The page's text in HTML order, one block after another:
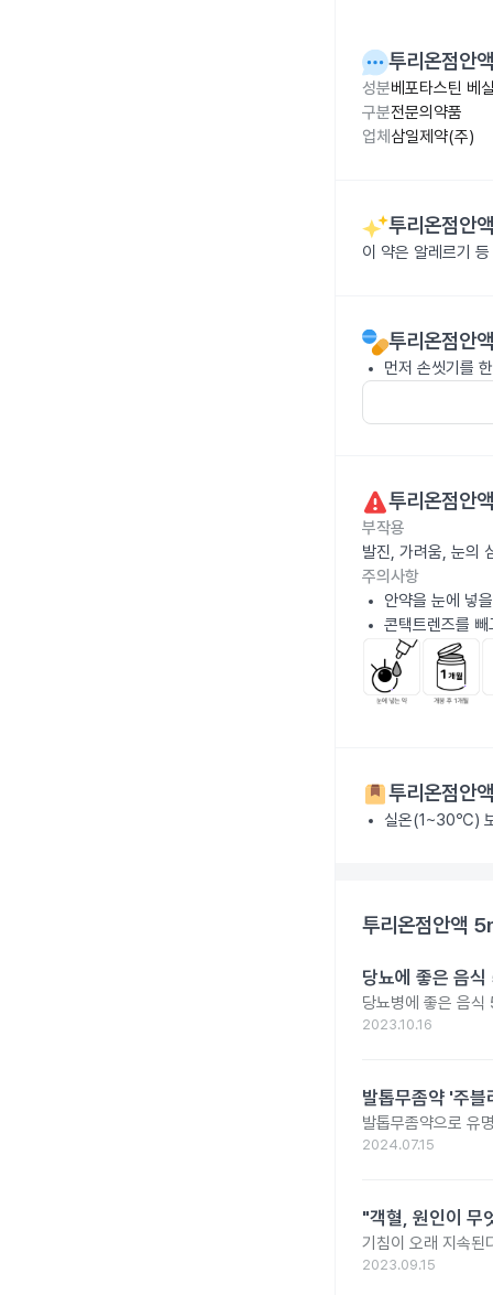
투리온점안
성분베포타스틴 베
구분전문의약품
업체 삼일제약(주)
투리온점안
이 약은 알레르기
투리온점안
먼저 손씻기를
투리온점안
부작용
발진, 가려움, 눈의
주의사항
안약을 눈에 넣
콘택트렌즈를
투리온점안
실온(1~30℃)
투리온점안액
당뇨에 좋은 음
당뇨병에 좋은 음식
2023.10.16
발톱무좀약 '주
발톱무좀약으로 유
2024.07.15
"객혈, 원인이 무
기침이 오래 지속된
2023.09.15